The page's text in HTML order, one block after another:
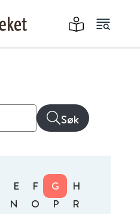
Søk
E F G
H
N O P
R